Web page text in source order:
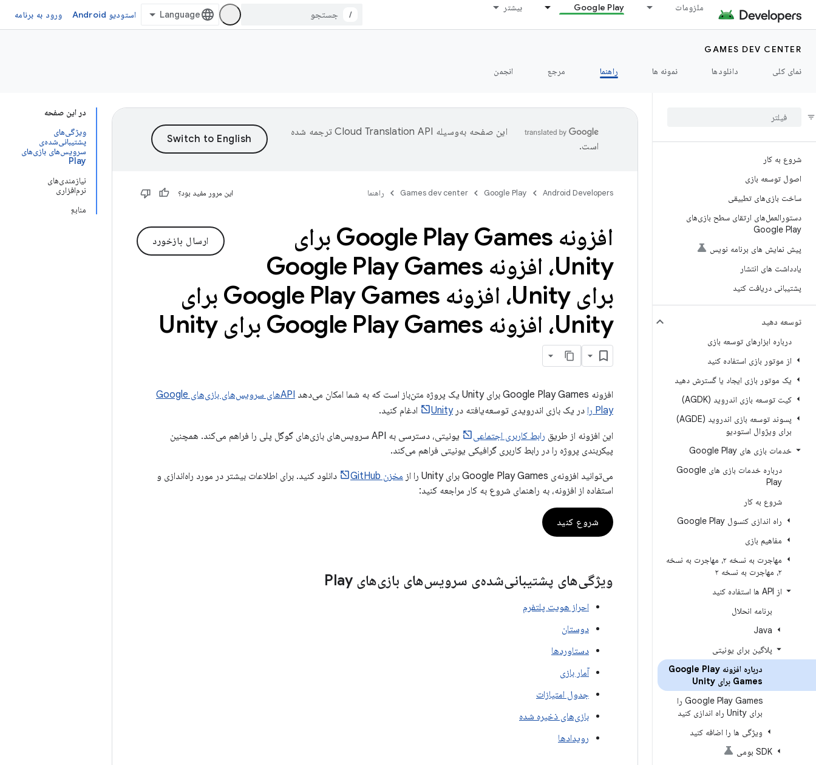
ملزومات Google Play بیشتر
/ استودیو Android ورود به برنامه
GAMES DEV CENTER
نمای کلی
دانلودها نمونه ها راهنما مرجع انجمن
شروع به کار
اصول توسعه بازی
ساخت بازی‌های تطبیقی
دستورالعمل‌های ارتقای سطح بازی‌های
Google Play
پیش نمایش های برنامه نویس
یادداشت های انتشار
پشتیبانی دریافت کنید
توسعه دهید
درباره ابزارهای توسعه بازی
از موتور بازی استفاده کنید
یک موتور بازی ایجاد یا گسترش دهید
کیت توسعه بازی اندروید (AGDK)
پسوند توسعه بازی اندروید (AGDE)
برای ویژوال استودیو
خدمات بازی های Google Play
درباره خدمات بازی های Google
Play
شروع به کار
راه اندازی کنسول Google Play
مفاهیم بازی
مهاجرت به نسخه ۲، مهاجرت به نسخه
۲، مهاجرت به نسخه ۲
از API ها استفاده کنید
برنامه انحلال
Java
پلاگین برای یونیتی
درباره افزونه Google Play
Games برای Unity
Google Play Games را
برای Unity راه اندازی کنید
ویژگی ها را اضافه کنید
SDK بومی
در این صفحه
ویژگی‌های
پشتیبانی‌شده‌ی
سرویس‌های بازی‌های
Play
نیازمندی‌های
نرم‌افزاری
منابع
این صفحه به‌وسیله
ترجمه شده
است.
Android Developers
Google Play
Games dev center راهنما این مرور مفید بود؟
ارسال بازخورد
افزونه Google Play Games برای
Unity، افزونه Google Play Games
برای Unity، افزونه Google Play Games برای
Unity، افزونه Google Play Games برای Unity
افزونه Google Play Games برای Unity یک پروژه متن‌باز است که به شما امکان می‌دهد
APIهای سرویس‌های بازی‌های Google
Play را
در یک بازی اندرویدی توسعه‌یافته درUnity ادغام کنید.
این افزونه از طریق رابط کاربری اجتماعی
یونیتی، دسترسی به API سرویس‌های بازی‌های گوگل پلی را فراهم می‌کند. همچنین
پیکربندی پروژه را در رابط کاربری گرافیکی یونیتی فراهم می‌کند.
می‌توانید افزونه‌ی Google Play Games برای Unity را از مخزن GitHub
دانلود کنید. برای اطلاعات بیشتر در مورد راه‌اندازی و
استفاده از افزونه، به راهنمای شروع به کار مراجعه کنید:
شروع کنید
ویژگی‌های پشتیبانی‌شده‌ی سرویس‌های بازی‌های Play
احراز هویت پلتفرم
دوستان
دستاوردها
آمار بازی
جدول امتیازات
بازی‌های ذخیره شده
رویدادها